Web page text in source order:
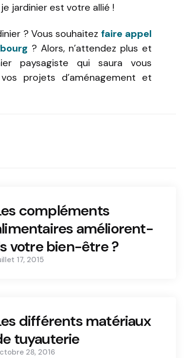
jardinier est votre allié !
? Vous souhaitez faire appel
? Alors, n’attendez plus et
paysagiste qui saura vous
projets d’aménagement et
compléments
améliorent-
votre bien-être ?
17, 2015
différents matériaux
tuyauterie
28, 2016